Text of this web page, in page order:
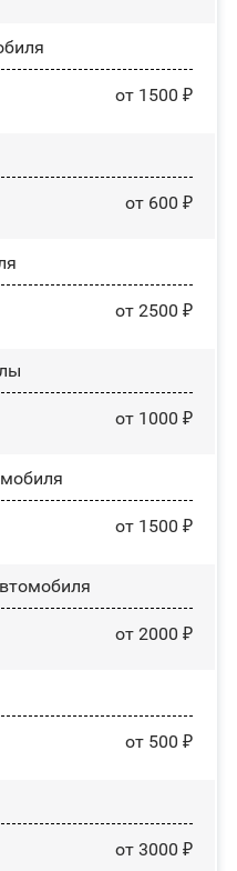
от 1500 ₽
от 600 ₽
от 2500 ₽
от 1000 ₽
от 1500 ₽
от 2000 ₽
от 500 ₽
от 3000 ₽